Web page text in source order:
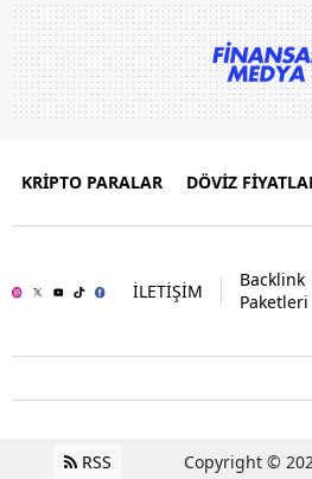
KRİPTO PARALAR DÖVİZ
İLETİŞİM
Backlink
Paketleri
RSS Copyright ©